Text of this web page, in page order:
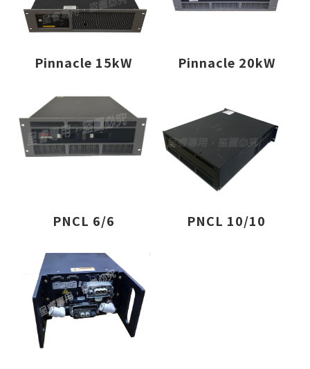
Pinnacle 15kW Pinnacle 20kW
PNCL 6/6 PNCL 10/10
僅必需的Cookies 同意